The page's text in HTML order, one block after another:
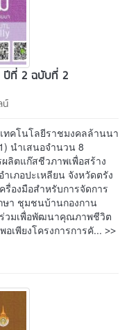
ปีที่ 2 ฉบับที่ 2
น์
ทคโนโลยีราชมงคลล้านนา
นำเสนอจำนวน 8
ลิตแก๊สชีวภาพเพื่อสร้าง
เภอปะเหลียน จังหวัดตรัง
รื่องมือสำหรับการจัดการ
ษา ชุมชนบ้านกองกาน
วมเพื่อพัฒนาคุณภาพชีวิต
เพียงโครงการการคั... >>